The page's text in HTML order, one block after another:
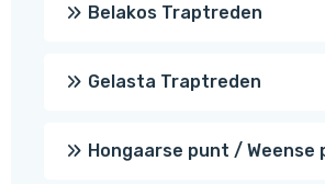
Belakos Traptreden
Gelasta Traptreden
Hongaarse punt / Weense